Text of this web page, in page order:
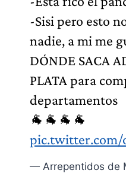
-Sisi pero esto
nadie, a mi me
DÓNDE SACA
PLATA para
departamentos
🐐🐐🐐🐐
pic.twitter.com/
— Arrepentidos de